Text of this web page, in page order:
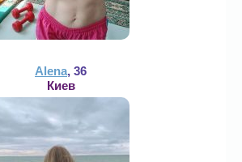
Alena, 36
Киев